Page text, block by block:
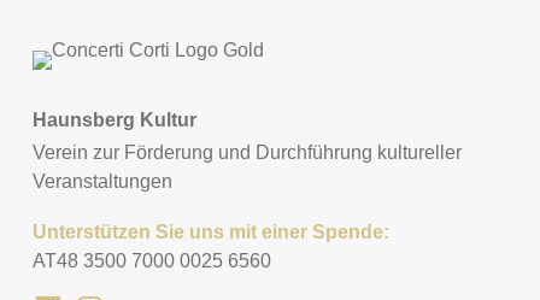
Haunsberg Kultur
Verein zur Förderung und Durchführung kultureller
Veranstaltungen
Unterstützen Sie uns mit einer Spende:
AT48 3500 7000 0025 6560